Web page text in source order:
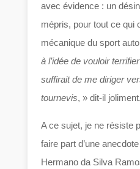
avec évidence : un
mépris, pour tout ce qui
mécanique du sport
à l’idée de vouloir
suffirait de me diriger
tournevis, » dit-il joliment.
A ce sujet, je ne résiste
faire part d’une
Hermano da Silva